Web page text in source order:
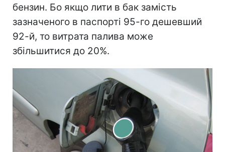
бензин. Бо якщо лити в бак замість
зазначеного в паспорті 95-го дешевший
92-й, то витрата палива може
збільшитися до 20%.